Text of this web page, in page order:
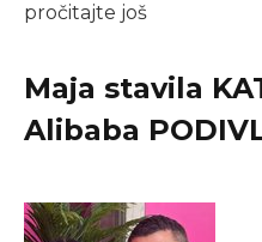
pročitajte još
Maja stavila
Alibaba